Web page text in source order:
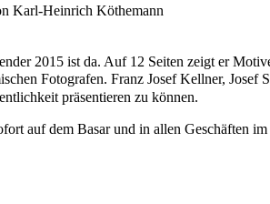
Karl-Heinrich Köthemann
2015 ist da. Auf 12 Seiten zeigt er
Fotografen. Franz Josef Kellner, Josef
präsentieren zu können.
auf dem Basar und in allen Geschäften